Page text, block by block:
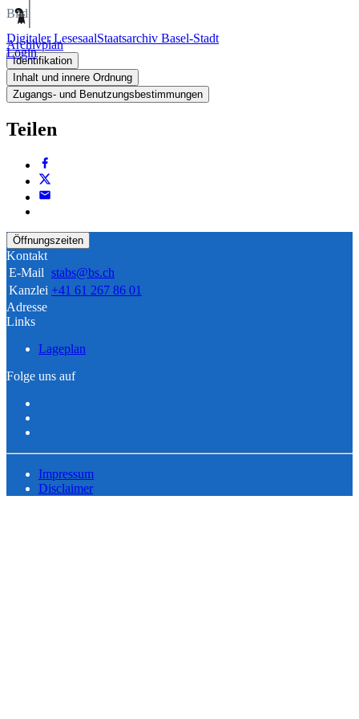
Digitaler LesesaalStaatsarchiv Basel-Stadt
Login
Bild
Archivplan
Identifikation
Inhalt und innere Ordnung
Zugangs- und Benutzungsbestimmungen
Teilen
Öffnungszeiten
Kontakt
E-Mail stabs@bs.ch
Kanzlei +41 61 267 86 01
Adresse
Links
Lageplan
Folge uns auf
Impressum
Disclaimer